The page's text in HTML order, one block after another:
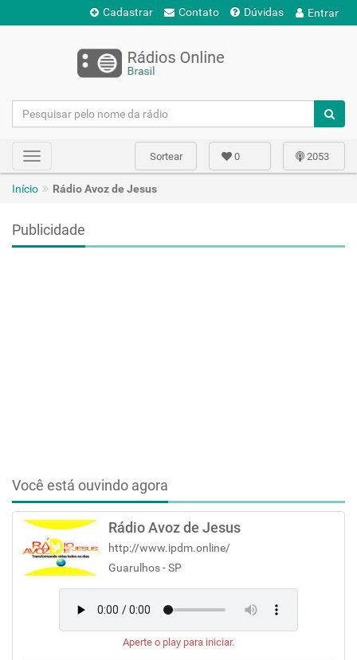
Cadastrar Contato Dúvidas Entrar
Toggle
navigation
2053
0
Sortear
Início Rádio Avoz de Jesus
Publicidade
Você está ouvindo agora
Rádio Avoz de Jesus
http://www.ipdm.online/
Guarulhos - SP
Aperte o play para iniciar.